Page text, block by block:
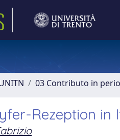
03 Contributo in
Rezeption in